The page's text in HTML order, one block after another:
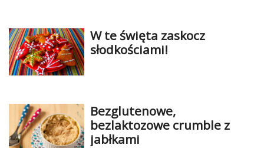
W te święta zaskocz
słodkościami!
Bezglutenowe,
bezlaktozowe crumble z
jabłkami